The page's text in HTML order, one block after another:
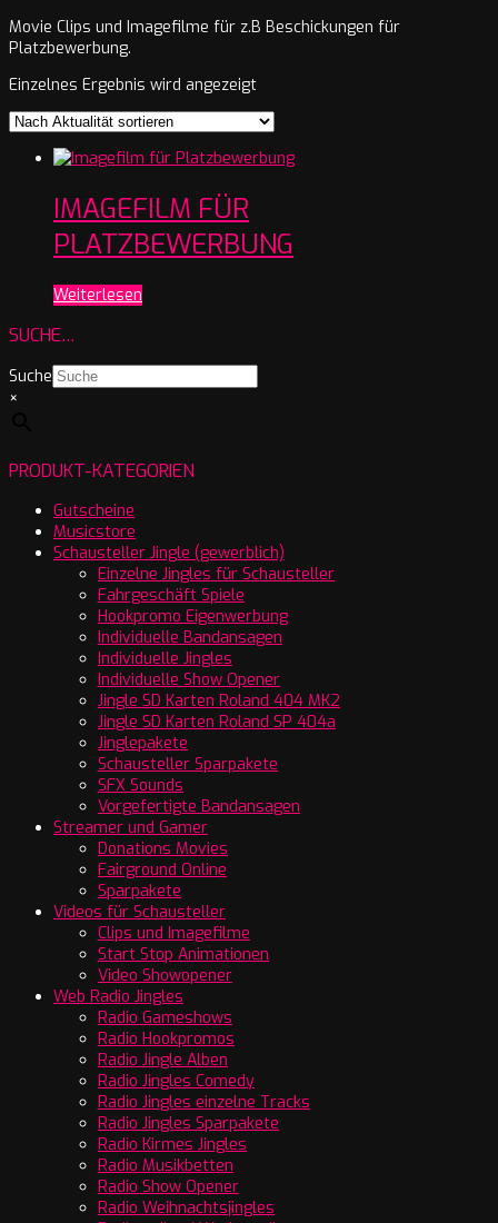
Movie Clips und Imagefilme für z.B Beschickungen für
Platzbewerbung.
Einzelnes Ergebnis wird angezeigt
IMAGEFILM FÜR
PLATZBEWERBUNG
Weiterlesen
SUCHE…
Suche
×
PRODUKT-KATEGORIEN
Gutscheine
Musicstore
Schausteller Jingle (gewerblich)
Einzelne Jingles für Schausteller
Fahrgeschäft Spiele
Hookpromo Eigenwerbung
Individuelle Bandansagen
Individuelle Jingles
Individuelle Show Opener
Jingle SD Karten Roland 404 MK2
Jingle SD Karten Roland SP 404a
Jinglepakete
Schausteller Sparpakete
SFX Sounds
Vorgefertigte Bandansagen
Streamer und Gamer
Donations Movies
Fairground Online
Sparpakete
Videos für Schausteller
Clips und Imagefilme
Start Stop Animationen
Video Showopener
Web Radio Jingles
Radio Gameshows
Radio Hookpromos
Radio Jingle Alben
Radio Jingles Comedy
Radio Jingles einzelne Tracks
Radio Jingles Sparpakete
Radio Kirmes Jingles
Radio Musikbetten
Radio Show Opener
Radio Weihnachtsjingles